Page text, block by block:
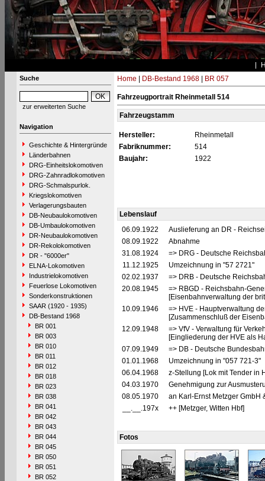
Suche
zur erweiterten Suche
Navigation
Geschichte & Hintergründe
Länderbahnen
DRG-Einheitslokomotiven
DRG-Zahnradlokomotiven
DRG-Schmalspurlok.
Kriegslokomotiven
Verlagerungsbauten
DB-Neubaulokomotiven
DB-Umbaulokomotiven
DR-Neubaulokomotiven
DR-Rekolokomotiven
DR - "6000er"
ELNA-Lokomotiven
Industrielokomotiven
Feuerlose Lokomotiven
Sonderkonstruktionen
SAAR (1920 - 1935)
DB-Bestand 1968
BR 001
BR 003
BR 010
BR 011
BR 012
BR 018
BR 023
BR 038
BR 041
BR 042
BR 043
BR 044
BR 045
BR 050
BR 051
BR 052
Home DB-Bestand 1968| BR 057
Fahrzeugportrait Rheinmetall 514
Fahrzeugstamm
Hersteller:
Rheinmetall
Fabriknummer:
514
Baujahr:
1922
Lebenslauf
06.09.1922
Auslieferung an DR -
08.09.1922
Abnahme
31.08.1924
=> DRG - Deutsche
11.12.1925
Umzeichnung in "57 2721"
02.02.1937
=> DRB - Deutsche
20.08.1945
=> RBGD - Reichsbahn-
[Eisenbahnverwaltung der
10.09.1946
=> HVE - Hauptverwaltung
[Zusammenschluß der
12.09.1948
=> VfV - Verwaltung für
[Eingliederung der HVE als
07.09.1949
=> DB - Deutsche
01.01.1968
Umzeichnung in "057 721-3"
06.04.1968
z-Stellung [Lok mit Tender in
04.03.1970
Genehmigung zur
08.05.1970
an Karl-Ernst Metzger GmbH
__.__.197x
++ [Metzger, Witten Hbf]
Fotos